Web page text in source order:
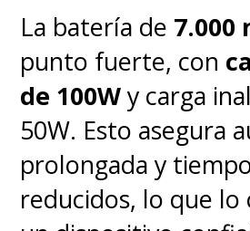
oficina local de
cupones
que bajan su precio
regalos que hacen
atractiva su compra.
La batería de 7.000
punto fuerte, con
de 100Wy carga
50W. Esto asegura
prolongada y
reducidos, lo que lo